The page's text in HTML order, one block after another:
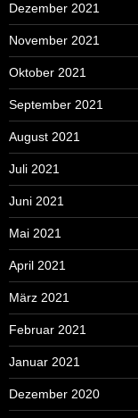
Dezember 2021
November 2021
Oktober 2021
September 2021
August 2021
Juli 2021
Juni 2021
Mai 2021
April 2021
März 2021
Februar 2021
Januar 2021
Dezember 2020